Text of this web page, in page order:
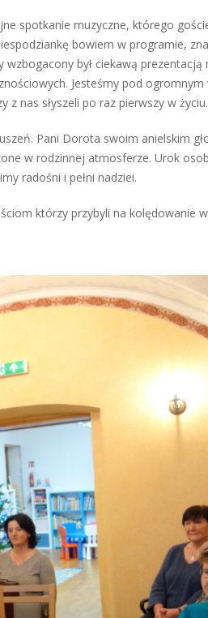
spotkanie muzyczne, którego
bowiem w programie,
był ciekawą
Jesteśmy pod
nas słyszeli po raz pierwszy w życiu.
Pani Dorota swoim anielskim
w rodzinnej atmosferze. Urok
radośni i pełni nadziei.
którzy przybyli na kolędowanie